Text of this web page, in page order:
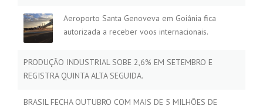
Aeroporto Santa Genoveva em Goiânia fica
autorizada a receber voos internacionais.
PRODUÇÃO INDUSTRIAL SOBE 2,6% EM SETEMBRO E
REGISTRA QUINTA ALTA SEGUIDA.
BRASIL FECHA OUTUBRO COM MAIS DE 5 MILHÕES DE